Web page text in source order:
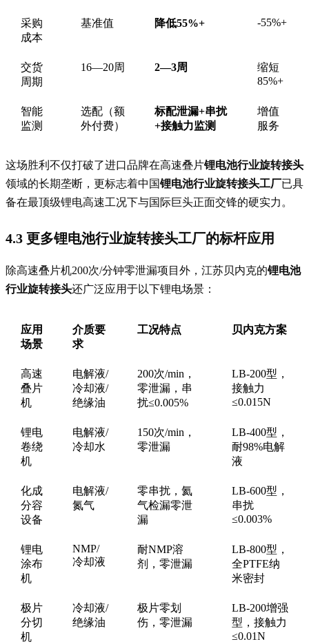
采购
成本
基准值 降低55%+ -55%+
交货
周期
16—20周 2—3周
缩短
85%+
智能
监测
选配（额
外付费）
标配泄漏+串扰
+接触力监测
增值
服务
这场胜利不仅打破了进口品牌在高速叠片锂电池行业旋转接头
领域的长期垄断，更标志着中国锂电池行业旋转接头工厂已具
备在最顶级锂电高速工况下与国际巨头正面交锋的硬实力。
4.3 更多锂电池行业旋转接头工厂的标杆应用
除高速叠片机200次/分钟零泄漏项目外，江苏贝内克的锂电池
行业旋转接头还广泛应用于以下锂电场景：
应用
场景
介质要
求
工况特点 贝内克方案
高速
叠片
机
电解液/
冷却液/
绝缘油
200次/min，
零泄漏，串
扰≤0.005%
LB-200型，
接触力
≤0.015N
锂电
卷绕
机
电解液/
冷却水
150次/min，
零泄漏
LB-400型，
耐98%电解
液
化成
分容
设备
电解液/
氮气
零串扰，氦
气检漏零泄
漏
LB-600型，
串扰
≤0.003%
锂电
涂布
机
NMP/
冷却液
耐NMP溶
剂，零泄漏
LB-800型，
全PTFE纳
米密封
极片
分切
机
冷却液/
绝缘油
极片零划
伤，零泄漏
LB-200增强
型，接触力
≤0.01N